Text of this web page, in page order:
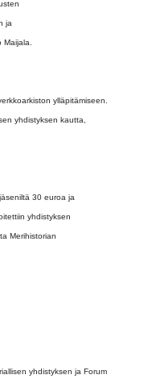
ja
Maijala.
ylläpitämiseen.
yhdistyksen kautta,
30 euroa ja
yhdistyksen
Merihistorian
yhdistyksen ja Forum